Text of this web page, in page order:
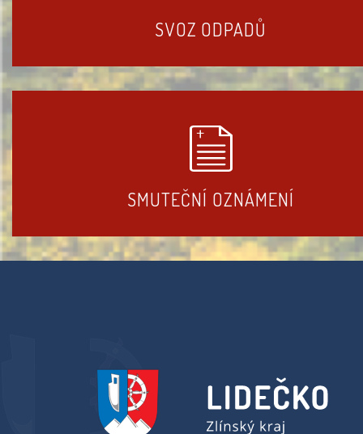
SVOZ ODPADŮ
SMUTEČNÍ OZNÁMENÍ